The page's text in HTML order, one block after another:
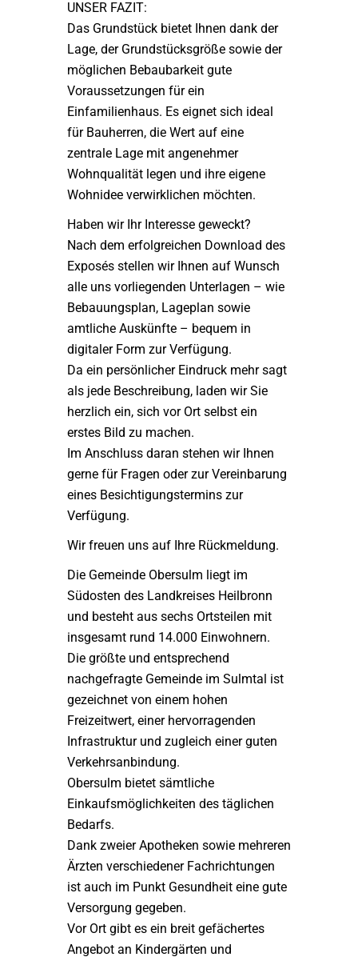
UNSER FAZIT:
Das Grundstück bietet Ihnen dank der
Lage, der Grundstücksgröße sowie der
möglichen Bebaubarkeit gute
Voraussetzungen für ein
Einfamilienhaus. Es eignet sich ideal
für Bauherren, die Wert auf eine
zentrale Lage mit angenehmer
Wohnqualität legen und ihre eigene
Wohnidee verwirklichen möchten.
Haben wir Ihr Interesse geweckt?
Nach dem erfolgreichen Download des
Exposés stellen wir Ihnen auf Wunsch
alle uns vorliegenden Unterlagen – wie
Bebauungsplan, Lageplan sowie
amtliche Auskünfte – bequem in
digitaler Form zur Verfügung.
Da ein persönlicher Eindruck mehr sagt
als jede Beschreibung, laden wir Sie
herzlich ein, sich vor Ort selbst ein
erstes Bild zu machen.
Im Anschluss daran stehen wir Ihnen
gerne für Fragen oder zur Vereinbarung
eines Besichtigungstermins zur
Verfügung.
Wir freuen uns auf Ihre Rückmeldung.
Die Gemeinde Obersulm liegt im
Südosten des Landkreises Heilbronn
und besteht aus sechs Ortsteilen mit
insgesamt rund 14.000 Einwohnern.
Die größte und entsprechend
nachgefragte Gemeinde im Sulmtal ist
gezeichnet von einem hohen
Freizeitwert, einer hervorragenden
Infrastruktur und zugleich einer guten
Verkehrsanbindung.
Obersulm bietet sämtliche
Einkaufsmöglichkeiten des täglichen
Bedarfs.
Dank zweier Apotheken sowie mehreren
Ärzten verschiedener Fachrichtungen
ist auch im Punkt Gesundheit eine gute
Versorgung gegeben.
Vor Ort gibt es ein breit gefächertes
Angebot an Kindergärten und